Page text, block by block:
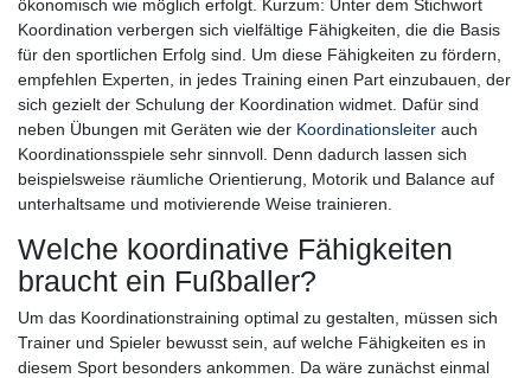
ökonomisch wie möglich erfolgt. Kurzum: Unter dem Stichwort
Koordination verbergen sich vielfältige Fähigkeiten, die die Basis
für den sportlichen Erfolg sind. Um diese Fähigkeiten zu fördern,
empfehlen Experten, in jedes Training einen Part einzubauen, der
sich gezielt der Schulung der Koordination widmet. Dafür sind
neben Übungen mit Geräten wie der Koordinationsleiter auch
Koordinationsspiele sehr sinnvoll. Denn dadurch lassen sich
beispielsweise räumliche Orientierung, Motorik und Balance auf
unterhaltsame und motivierende Weise trainieren.
Welche koordinative Fähigkeiten
braucht ein Fußballer?
Um das Koordinationstraining optimal zu gestalten, müssen sich
Trainer und Spieler bewusst sein, auf welche Fähigkeiten es in
diesem Sport besonders ankommen. Da wäre zunächst einmal